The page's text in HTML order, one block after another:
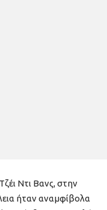
Ντι Βανς, στην
ήταν αναμφίβολα